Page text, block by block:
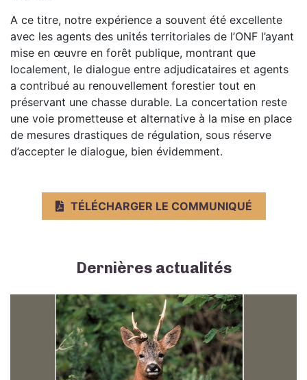
A ce titre, notre expérience a souvent été excellente
avec les agents des unités territoriales de l’ONF l’ayant
mise en œuvre en forêt publique, montrant que
localement, le dialogue entre adjudicataires et agents
a contribué au renouvellement forestier tout en
préservant une chasse durable. La concertation reste
une voie prometteuse et alternative à la mise en place
de mesures drastiques de régulation, sous réserve
d’accepter le dialogue, bien évidemment.
TÉLÉCHARGER LE COMMUNIQUÉ
Dernières actualités